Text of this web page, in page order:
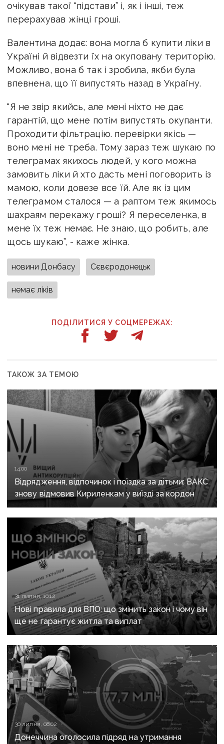
очікував такої “підстави” і, як і інші, теж
перерахував жінці гроші.
Валентина додає: вона могла б купити ліки в
Україні й відвезти їх на окуповану територію.
Можливо, вона б так і зробила, якби була
впевнена, що її випустять назад в Україну.
“Я не звір якийсь, але мені ніхто не дає
гарантій, що мене потім випустять окупанти.
Проходити фільтрацію. перевірки якісь —
воно мені не треба. Тому зараз теж шукаю по
телеграмах якихось людей, у кого можна
замовить ліки й хто дасть мені поговорить із
мамою, коли довезе все їй. Але як із цим
телеграмом сталося — а раптом теж якимось
шахраям перекажу гроші? Я переселенка, в
мене їх теж немає. Не знаю, що робить, але
щось шукаю”, - каже жінка.
новини Донбасу Сєвєродонецьк
немає ліків
ПОДІЛИТИСЯ У СОЦМЕРЕЖАХ:
ТАКОЖ ЗА ТЕМОЮ
14:00
Відрядження, відпочинок і поїздка за дітьми: ВАКС
знову відмовив Кириленкам у виїзді за кордон
31 липня, 10:12
Нові правила для ВПО: що змінить закон і чому він
ще не гарантує житла та виплат
30 липня, 08:02
Донеччина оголосила підряд на утримання